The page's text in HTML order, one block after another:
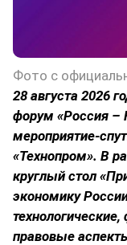
Фото с
28 августа 2026
форум «Россия –
мероприятие-
«Технопром». В
круглый стол
экономику
правовые